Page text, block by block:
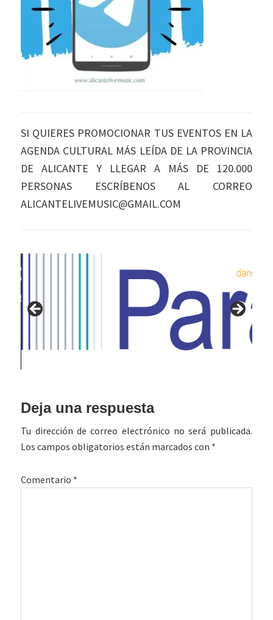
SI QUIERES PROMOCIONAR TUS EVENTOS EN LA
AGENDA CULTURAL MÁS LEÍDA DE LA PROVINCIA
DE ALICANTE Y LLEGAR A MÁS DE 120.000
PERSONAS ESCRÍBENOS AL CORREO
ALICANTELIVEMUSIC@GMAIL.COM
Interacciones
con
los
Deja una respuesta
Tu dirección de correo electrónico no será publicada.
Los campos obligatorios están marcados con *
Comentario *